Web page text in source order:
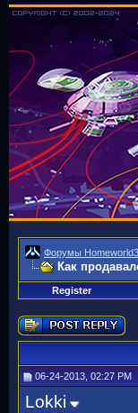
Форумы
Как
Register
06-24-2013, 02:27 PM
Lokki